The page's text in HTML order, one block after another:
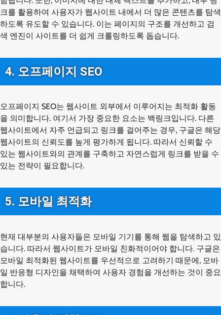
크를 활용하여 사용자가 웹사이트 내에서 더 많은 콘텐츠를 탐색
하도록 유도할 수 있습니다. 이는 페이지의 구조를 개선하고 검
색 엔진이 사이트를 더 쉽게 크롤링하도록 돕습니다.
4. 오프페이지 SEO
오프페이지 SEO는 웹사이트 외부에서 이루어지는 최적화 활동
을 의미합니다. 여기서 가장 중요한 요소는 백링크입니다. 다른
웹사이트에서 자주 언급되고 링크를 걸어주는 경우, 구글은 해당
웹사이트의 신뢰도를 높게 평가하게 됩니다. 따라서 신뢰할 수
있는 웹사이트와의 관계를 구축하고 자연스럽게 링크를 받을 수
있는 전략이 필요합니다.
5. 모바일 최적화
현재 대부분의 사용자들은 모바일 기기를 통해 웹을 탐색하고 있
습니다. 따라서 웹사이트가 모바일 친화적이어야 합니다. 구글은
모바일 최적화된 웹사이트를 우선적으로 고려하기 때문에, 모바
일 반응형 디자인을 채택하여 사용자 경험을 개선하는 것이 중요
합니다.